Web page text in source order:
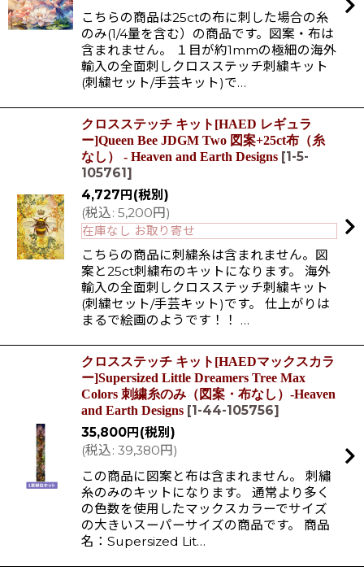
こちらの商品は25ctの布に刺した場合の糸
のみ(1/4量を含む）の商品です。図案・布は
含まれません。 １目が約1mmの極細の海外
輸入の全面刺しクロスステッチ刺繍キット
(刺繍セット/手芸キット)で…
クロスステッチ キット[HAED レギュラ
ー]Queen Bee JDGM Two 図案+25ct布（糸
なし） - Heaven and Earth Designs [1-5-
105761 ]
4,727 円 (税別)
(税込: 5,200円 )
在庫なし お取り寄せ
こちらの商品に刺繍糸は含まれません。図
案と25ct刺繍布のキットになります。 海外
輸入の全面刺しクロスステッチ刺繍キット
(刺繍セット/手芸キット)です。 仕上がりは
まるで絵画のようです！！ …
クロスステッチ キット[HAEDマックスカラ
ー]Supersized Little Dreamers Tree Max
Colors 刺繍糸のみ（図案・布なし）-Heaven
and Earth Designs [1-44-105756]
35,800円 (税別)
(税込: 39,380円 )
この商品に図案と布は含まれません。 刺繡
糸のみのキットになります。 通常より多く
の色数を使用したマックスカラーでサイズ
の大きいスーパーサイズの商品です。 商品
名：Supersized Lit…